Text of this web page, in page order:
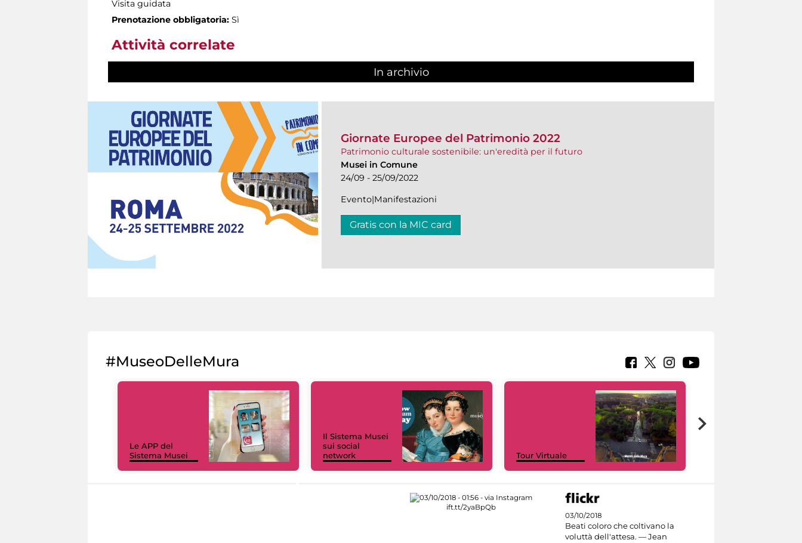
Visita guidata
Prenotazione obbligatoria: Sì
Attività correlate
In archivio
Giornate Europee del Patrimonio 2022
Patrimonio culturale sostenibile: un'eredità per il futuro
Musei in Comune
24/09 - 25/09/2022
Evento|Manifestazioni
Gratis con la MIC card
#MuseoDelleMura
Le APP del
Sistema Musei
Il Sistema Musei
sui social
network
Tour Virtuale
03/10/2018
Beati coloro che coltivano la
voluttà dell'attesa. — Jean